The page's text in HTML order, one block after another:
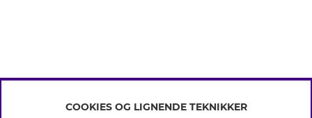
INFO
COOKIES OG LIGNENDE TEKNIKKER